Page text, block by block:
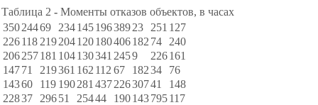
Таблица 2 - Моменты отказов объектов, в часах
35024469 23414519638923 251 127
226118 219204120180406182 74
240
206257181 104130341 2459 226161
14771 219361 162 112 67 18234
76
14360 119 190281 43722630741
148
22837 29651 25444 190143795117